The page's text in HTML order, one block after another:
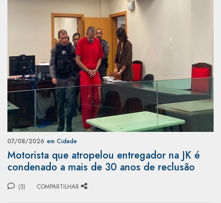
07/08/2026 em Cidade
Motorista que atropelou entregador na JK é
condenado a mais de 30 anos de reclusão
(5) COMPARTILHAR